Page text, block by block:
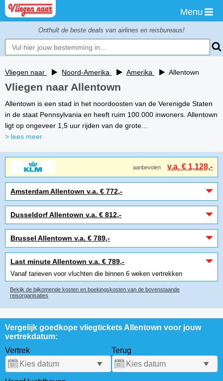
Menu
Onthult de beste deals van airlines en reisbureaus!
Vliegen naar Noord-Amerika Amerika Allentown
Vliegen naar Allentown
Allentown is een stad in het noordoosten van de Verenigde Staten
in de staat Pennsylvania en heeft ruim 100.000 inwoners. Allentown
ligt op ongeveer 1,5 uur rijden van de grote...
> lees meer
aanbevolen v.a. € 1,128,-
Amsterdam Allentown v.a. € 772,-
Dusseldorf Allentown v.a. € 812,-
Brussel Allentown v.a. € 789,-
Last minute Allentown v.a. € 789,-
Vanaf tarieven voor vluchten die binnen 6 weken vertrekken
Bekijk de bijkomende kosten en boekingskosten van de bovenstaande
reisorganisaties
Vergelijk goedkope vliegtickets Allentown voor jouw
vertrekdatum:
Vertrek
Terug